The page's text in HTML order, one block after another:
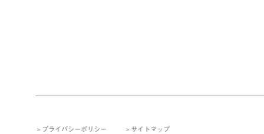
プライバシーポリシー サイトマップ